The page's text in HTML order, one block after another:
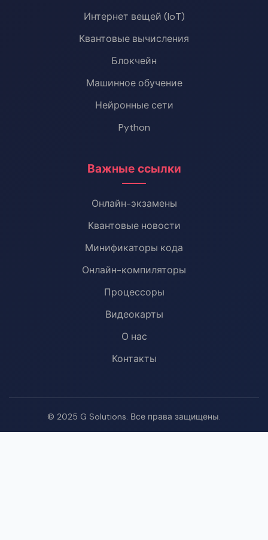
Интернет вещей (IoT)
Квантовые вычисления
Блокчейн
Машинное обучение
Нейронные сети
Python
Важные ссылки
Онлайн-экзамены
Квантовые новости
Минификаторы кода
Онлайн-компиляторы
Процессоры
Видеокарты
О нас
Контакты
© 2025 G Solutions. Все права защищены.